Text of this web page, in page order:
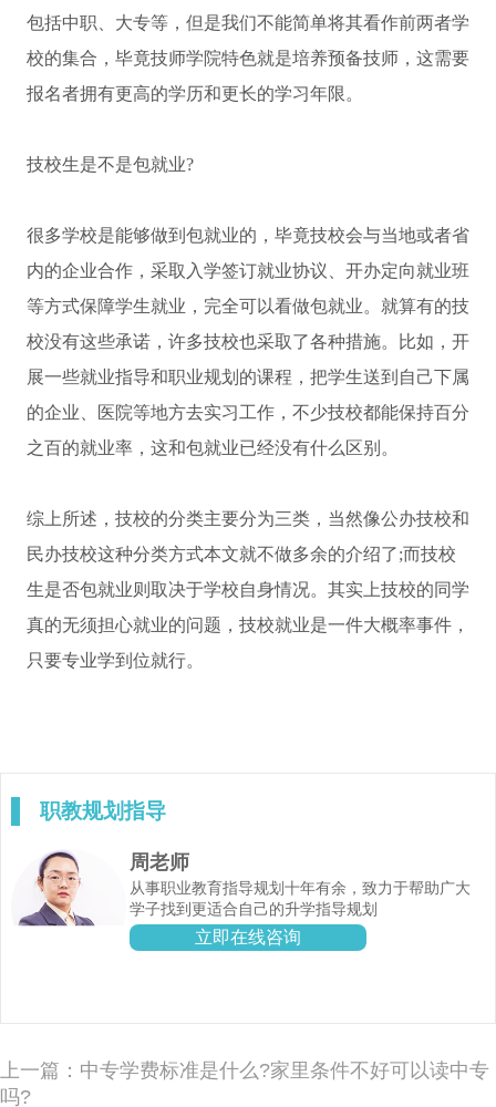
包括中职、大专等，但是我们不能简单将其看作前两者学
校的集合，毕竟技师学院特色就是培养预备技师，这需要
报名者拥有更高的学历和更长的学习年限。
技校生是不是包就业?
很多学校是能够做到包就业的，毕竟技校会与当地或者省
内的企业合作，采取入学签订就业协议、开办定向就业班
等方式保障学生就业，完全可以看做包就业。就算有的技
校没有这些承诺，许多技校也采取了各种措施。比如，开
展一些就业指导和职业规划的课程，把学生送到自己下属
的企业、医院等地方去实习工作，不少技校都能保持百分
之百的就业率，这和包就业已经没有什么区别。
综上所述，技校的分类主要分为三类，当然像公办技校和
民办技校这种分类方式本文就不做多余的介绍了;而技校
生是否包就业则取决于学校自身情况。其实上技校的同学
真的无须担心就业的问题，技校就业是一件大概率事件，
只要专业学到位就行。
职教规划指导
周老师
从事职业教育指导规划十年有余，致力于帮助广大
学子找到更适合自己的升学指导规划
立即在线咨询
上一篇：中专学费标准是什么?家里条件不好可以读中专
吗?